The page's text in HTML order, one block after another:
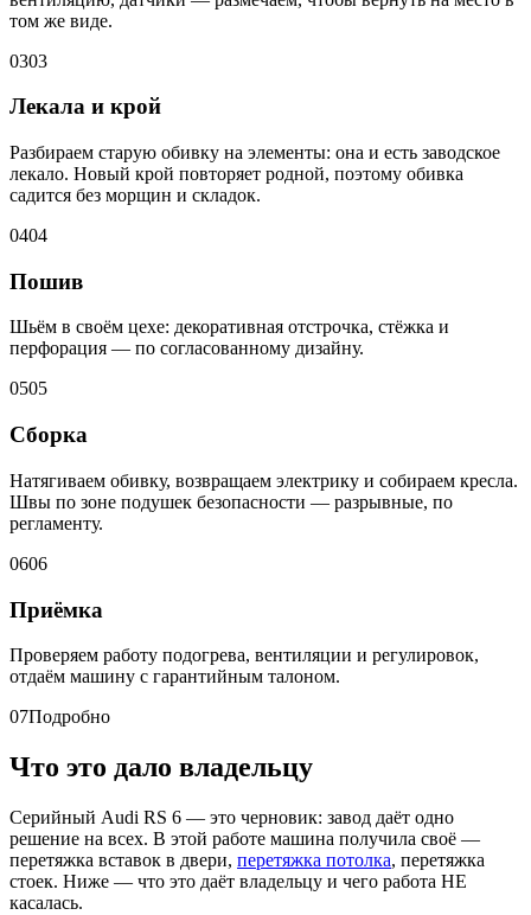
том же виде.
0303
Лекала и крой
Разбираем старую обивку на элементы: она и есть заводское
лекало. Новый крой повторяет родной, поэтому обивка
садится без морщин и складок.
0404
Пошив
Шьём в своём цехе: декоративная отстрочка, стёжка и
перфорация — по согласованному дизайну.
0505
Сборка
Натягиваем обивку, возвращаем электрику и собираем кресла.
Швы по зоне подушек безопасности — разрывные, по
регламенту.
0606
Приёмка
Проверяем работу подогрева, вентиляции и регулировок,
отдаём машину с гарантийным талоном.
07Подробно
Что это дало владельцу
Серийный Audi RS 6 — это черновик: завод даёт одно
решение на всех. В этой работе машина получила своё —
перетяжка вставок в двери, перетяжка потолка, перетяжка
стоек. Ниже — что это даёт владельцу и чего работа НЕ
касалась.